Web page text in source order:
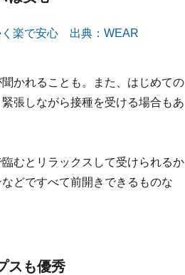
かれることも。また、はじめての
張しながら接種を受ける場合もあ
むとリラックスして受けられるか
どですべて前開きできるものな
スも優秀